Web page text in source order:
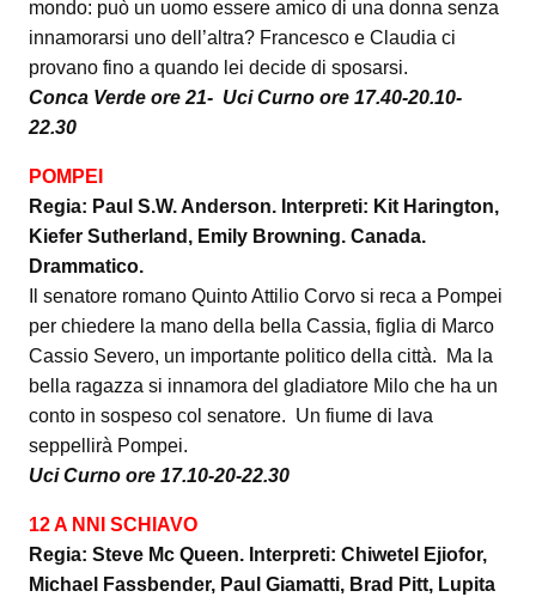
mondo: può un uomo essere amico di una donna senza
innamorarsi uno dell’altra? Francesco e Claudia ci
provano fino a quando lei decide di sposarsi.
Conca Verde ore 21- Uci Curno ore 17.40-20.10-
22.30
POMPEI
Regia: Paul S.W. Anderson. Interpreti: Kit Harington,
Kiefer Sutherland, Emily Browning. Canada.
Drammatico.
Il senatore romano Quinto Attilio Corvo si reca a Pompei
per chiedere la mano della bella Cassia, figlia di Marco
Cassio Severo, un importante politico della città. Ma la
bella ragazza si innamora del gladiatore Milo che ha un
conto in sospeso col senatore. Un fiume di lava
seppellirà Pompei.
Uci Curno ore 17.10-20-22.30
12 A NNI SCHIAVO
Regia: Steve Mc Queen. Interpreti: Chiwetel Ejiofor,
Michael Fassbender, Paul Giamatti, Brad Pitt, Lupita